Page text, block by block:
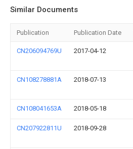
Similar Documents
Publication Publication Date
CN206094769U 2017-04-12
CN108278881A 2018-07-13
CN108041653A 2018-05-18
CN207922811U 2018-09-28